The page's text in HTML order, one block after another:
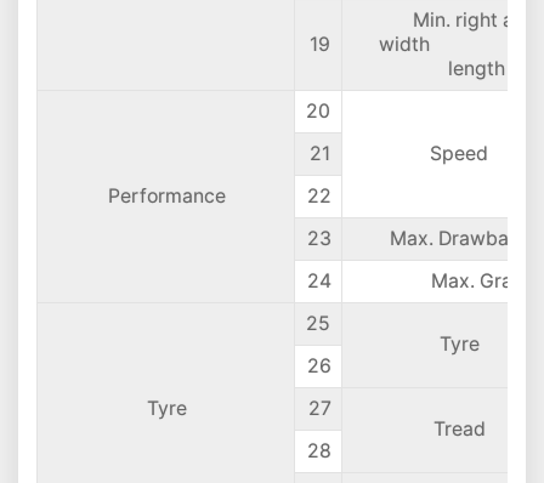
19
Min. right
width
length
Performance
20
Speed
21
22
23
Max. Drawbar
24
Max.
Tyre
25
Tyre
26
27
Tread
28